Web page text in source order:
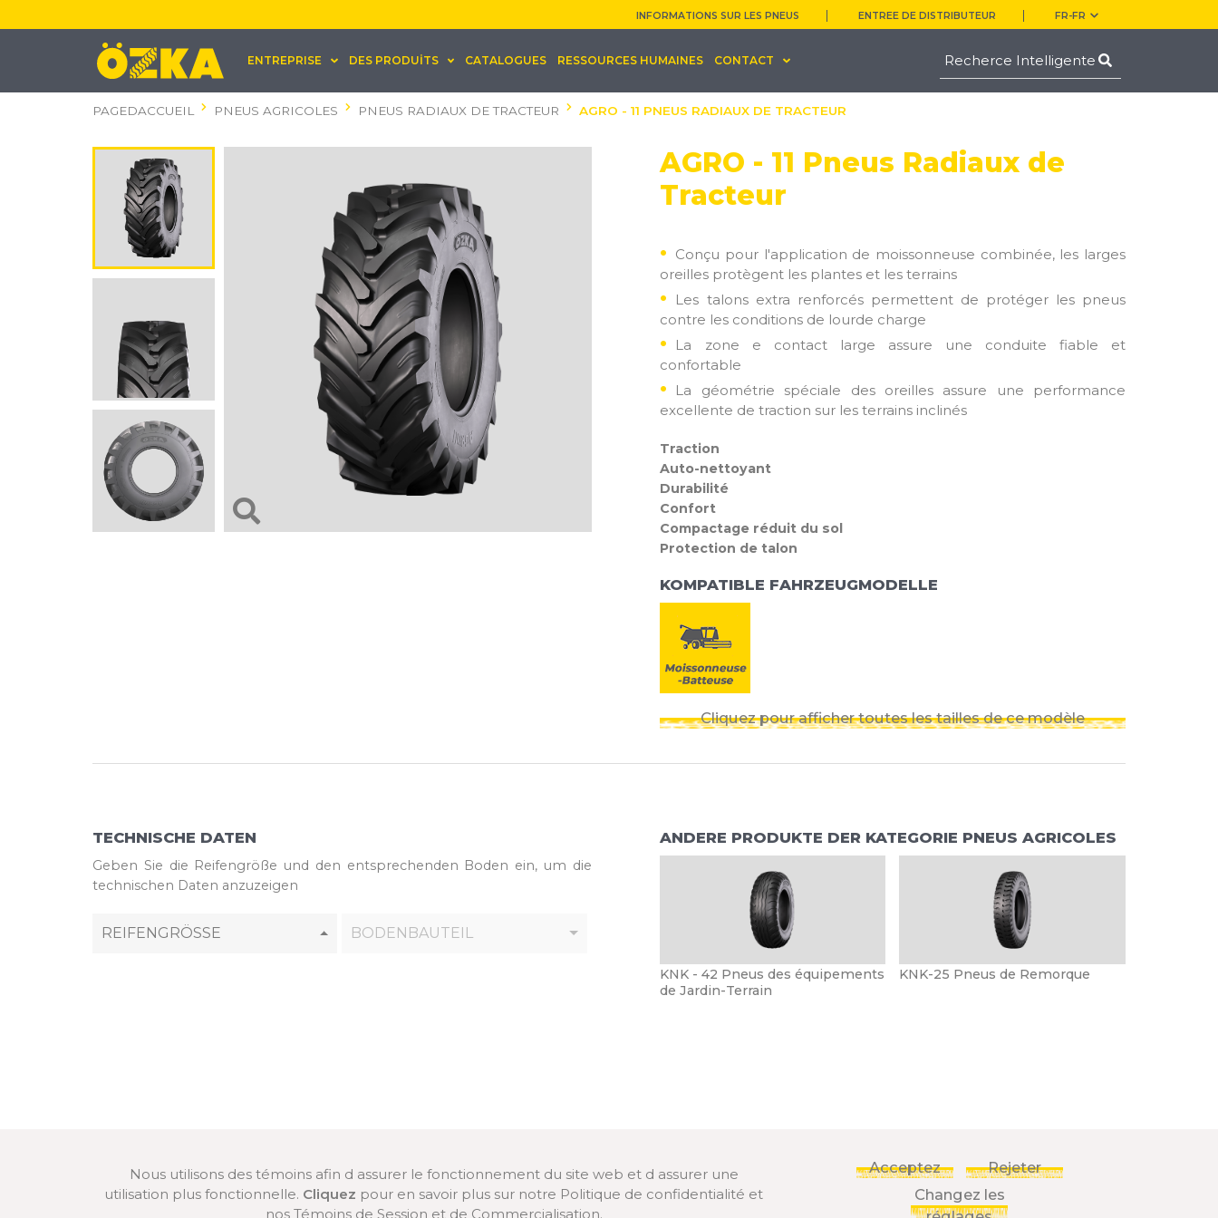
INFORMATIONS SUR LES PNEUS ENTREE DE DISTRIBUTEUR FR-FR
ENTREPRISE DES PRODUİTS CATALOGUES RESSOURCES HUMAINES CONTACT
PAGEDACCUEIL PNEUS AGRICOLES PNEUS RADIAUX DE TRACTEUR AGRO - 11 PNEUS RADIAUX DE TRACTEUR
AGRO - 11 Pneus Radiaux de
Tracteur
Conçu pour l'application de moissonneuse combinée, les larges
oreilles protègent les plantes et les terrains
Les talons extra renforcés permettent de protéger les pneus
contre les conditions de lourde charge
La zone e contact large assure une conduite fiable et
confortable
La géométrie spéciale des oreilles assure une performance
excellente de traction sur les terrains inclinés
Traction
Auto-nettoyant
Durabilité
Confort
Compactage réduit du sol
Protection de talon
KOMPATIBLE FAHRZEUGMODELLE
Cliquez pour afficher toutes les tailles de ce modèle
TECHNISCHE DATEN
Geben Sie die Reifengröße und den entsprechenden Boden ein, um die
technischen Daten anzuzeigen
REIFENGRÖSSE BODENBAUTEIL
ANDERE PRODUKTE DER KATEGORIE PNEUS AGRICOLES
KNK - 42 Pneus des équipements
de Jardin-Terrain
KNK-25 Pneus de Remorque
Nous utilisons des témoins afin d assurer le fonctionnement du site web et d assurer une
utilisation plus fonctionnelle. Cliquez pour en savoir plus sur notre Politique de confidentialité et
nos Témoins de Session et de Commercialisation.
Acceptez
Rejeter
Changez les